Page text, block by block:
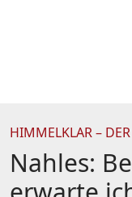
HIMMELKLAR –
Nahles: